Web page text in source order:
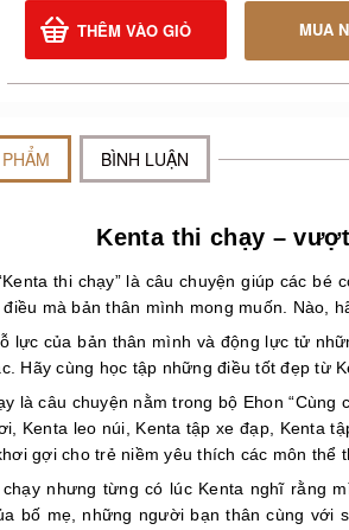
THÊM VÀO GIỎ MUA
BÌNH LUẬN
Kenta thi chạy –
thi chạy” là câu chuyện giúp các
mà bản thân mình mong muốn. Nào,
lực của bản thân mình và động lực tử
Hãy cùng học tập những điều tốt đẹp từ
là câu chuyện nằm trong bộ Ehon
Kenta leo núi, Kenta tập xe đạp, Kenta
gợi cho trẻ niềm yêu thích các môn thể
nhưng từng có lúc Kenta nghĩ rằng
bố mẹ, những người bạn thân cùng